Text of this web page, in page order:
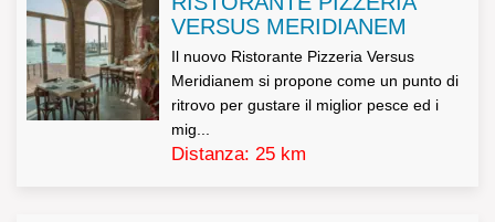
L’interessato potrà esercitare tutti i diritti di cui all’art. 7
del DL 196/2003 (tra cui i diritti di accesso, rettifica,
aggiornamento, di opposizione al trattamento e di
VERSUS MERIDIANEM
Il nuovo Ristorante Pizzeria Versus
Meridianem si propone come un punto di
ritrovo per gustare il miglior pesce ed i
mig...
Distanza: 25 km